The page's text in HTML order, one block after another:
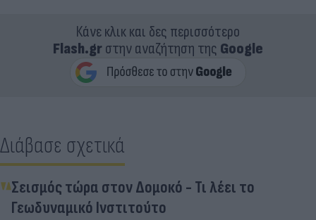
Κάνε κλικ και δες περισσότερο
Flash.grστην αναζήτηση της Google
Διάβασε σχετικά
Σεισμός τώρα στον Δομοκό - Τι λέει το
Γεωδυναμικό Ινστιτούτο